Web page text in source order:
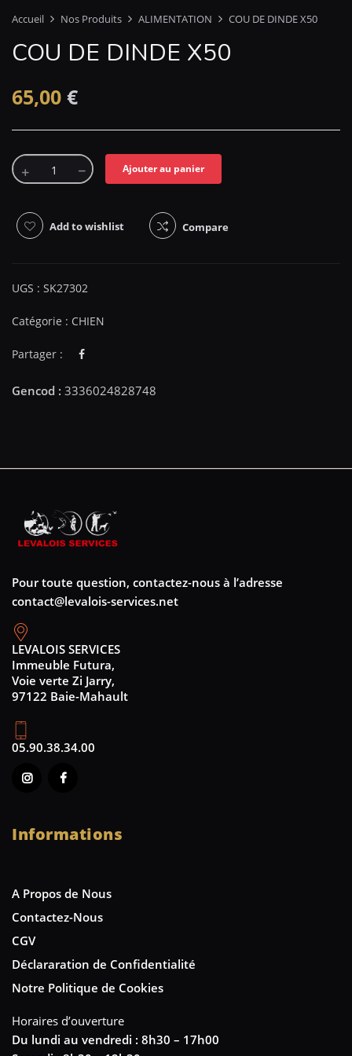
Accueil Nos Produits ALIMENTATION COU DE DINDE X50
COU DE DINDE X50
65,00 €
Ajouter au panier
Add to wishlist Compare
UGS : SK27302
Catégorie : CHIEN
Partager :
Pour toute question, contactez-nous à l’adresse
contact@levalois-services.net
LEVALOIS SERVICES
Immeuble Futura,
Voie verte Zi Jarry,
97122 Baie-Mahault
05.90.38.34.00
Informations
A Propos de Nous
Contactez-Nous
CGV
Déclararation de Confidentialité
Notre Politique de Cookies
Horaires d’ouverture
Du lundi au vendredi : 8h30 – 17h00